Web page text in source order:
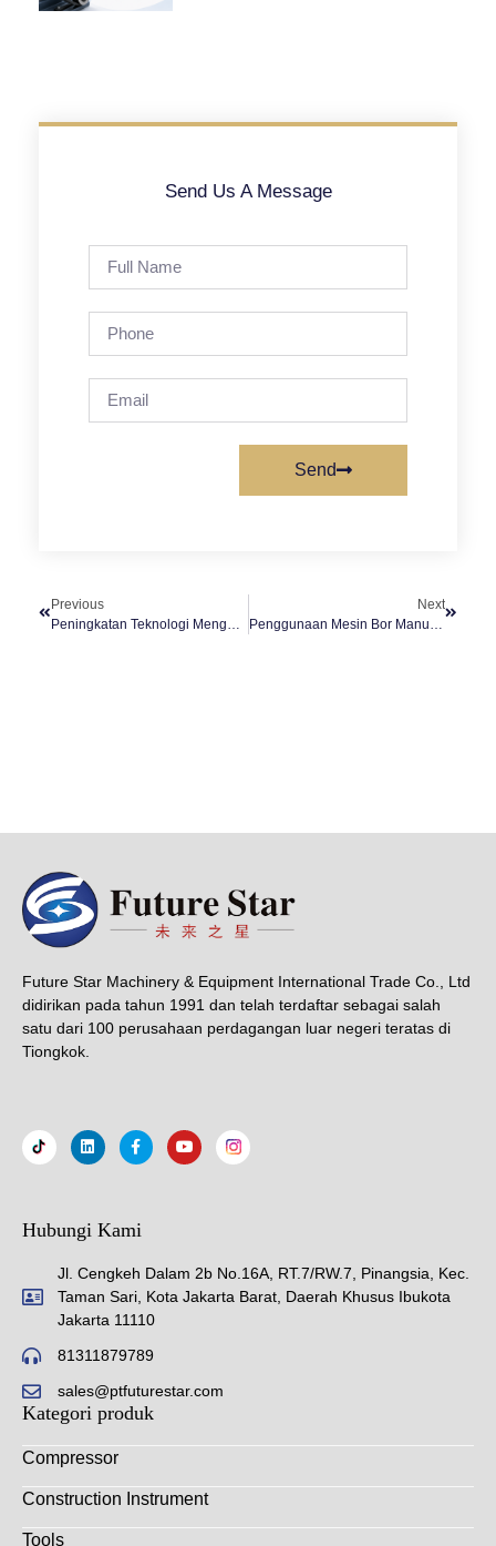
Send Us A Message
Send
Previous
Next
Future Star Machinery & Equipment International Trade Co., Ltd
didirikan pada tahun 1991 dan telah terdaftar sebagai salah
satu dari 100 perusahaan perdagangan luar negeri teratas di
Tiongkok.
Hubungi Kami
Jl. Cengkeh Dalam 2b No.16A, RT.7/RW.7, Pinangsia, Kec.
Taman Sari, Kota Jakarta Barat, Daerah Khusus Ibukota
Jakarta 11110
81311879789
sales@ptfuturestar.com
Kategori produk
Compressor
Construction Instrument
Tools